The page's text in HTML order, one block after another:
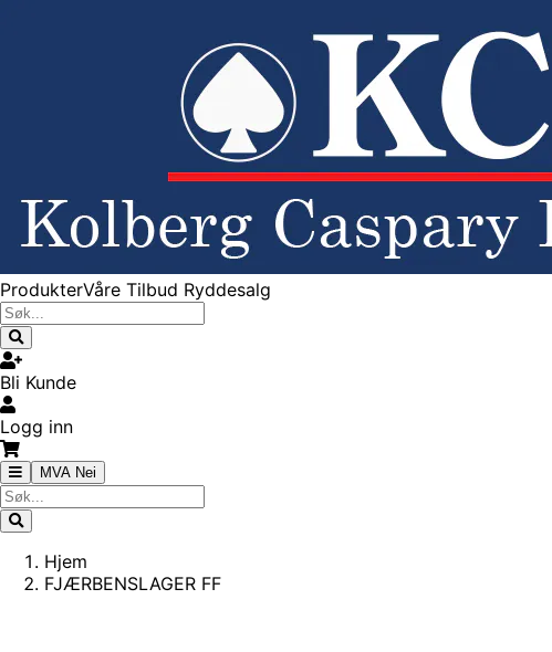
ProdukterVåre Tilbud Ryddesalg
Bli Kunde
Logg inn
MVA Nei
Hjem
FJÆRBENSLAGER FF